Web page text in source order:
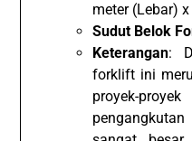
meter (Lebar)
Sudut Belok
Keterangan:
forklift ini
proyek-